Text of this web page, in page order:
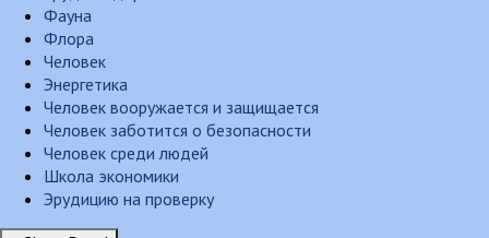
Фауна
Флора
Человек
Энергетика
Человек вооружается и защищается
Человек заботится о безопасности
Человек среди людей
Школа экономики
Эрудицию на проверку